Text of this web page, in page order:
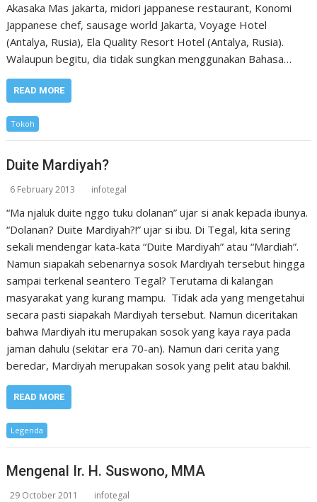
Akasaka Mas jakarta, midori jappanese restaurant, Konomi
Jappanese chef, sausage world Jakarta, Voyage Hotel
(Antalya, Rusia), Ela Quality Resort Hotel (Antalya, Rusia).
Walaupun begitu, dia tidak sungkan menggunakan Bahasa…
READ MORE
Tokoh
Duite Mardiyah?
6 February 2013 infotegal
“Ma njaluk duite nggo tuku dolanan” ujar si anak kepada ibunya.
“Dolanan? Duite Mardiyah?!” ujar si ibu. Di Tegal, kita sering
sekali mendengar kata-kata “Duite Mardiyah” atau “Mardiah”.
Namun siapakah sebenarnya sosok Mardiyah tersebut hingga
sampai terkenal seantero Tegal? Terutama di kalangan
masyarakat yang kurang mampu. Tidak ada yang mengetahui
secara pasti siapakah Mardiyah tersebut. Namun diceritakan
bahwa Mardiyah itu merupakan sosok yang kaya raya pada
jaman dahulu (sekitar era 70-an). Namun dari cerita yang
beredar, Mardiyah merupakan sosok yang pelit atau bakhil.
READ MORE
Legenda
Mengenal Ir. H. Suswono, MMA
29 October 2011 infotegal